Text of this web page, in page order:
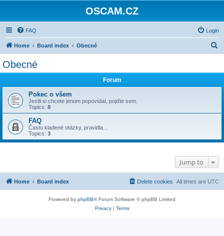
OSCAM.CZ
FAQ Login
Home Board index Obecné
Obecné
Forum
Pokec o všem
Jestli si chcete jenom popovídat, pojďte sem.
Topics: 8
FAQ
Často kladené otázky, pravidla...
Topics: 3
Jump to
Home Board index All times are UTC
Delete cookies
Powered by phpBB® Forum Software © phpBB Limited
Privacy| Terms